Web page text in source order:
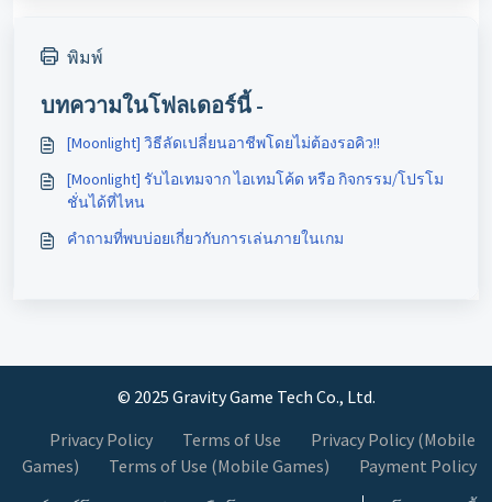
พิมพ์
บทความในโฟลเดอร์นี้ -
[Moonlight] วิธีลัดเปลี่ยนอาชีพโดยไม่ต้องรอคิว!!
[Moonlight] รับไอเทมจาก ไอเทมโค้ด หรือ กิจกรรม/โปรโม
ชั่นได้ที่ไหน
คำถามที่พบบ่อยเกี่ยวกับการเล่นภายในเกม
© 2025 Gravity Game Tech Co., Ltd.
Privacy Policy
Terms of Use
Privacy Policy (Mobile
Games)
Terms of Use (Mobile Games)
Payment Policy